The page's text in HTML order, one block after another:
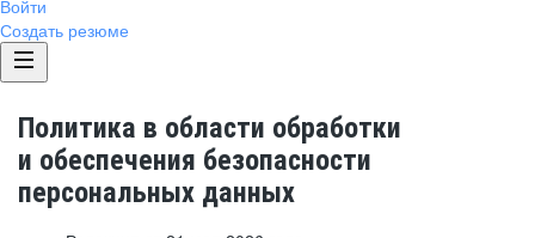
Войти
Создать резюме
Политика в области обработки
и обеспечения безопасности
персональных данных